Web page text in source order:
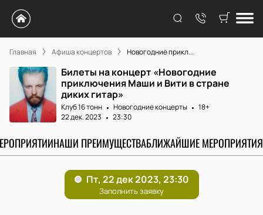
Главная Афиша концертов Новогодние прикл...
Билеты на концерт «Новогодние
приключения Маши и Вити в стране
диких гитар»
Клуб 16 тонн Новогодние концерты
18+
22 дек. 2023
23:30
НАШИ ПРЕИМУЩЕСТВАБЛИЖАЙШИЕ МЕРОПРИЯТИЯ